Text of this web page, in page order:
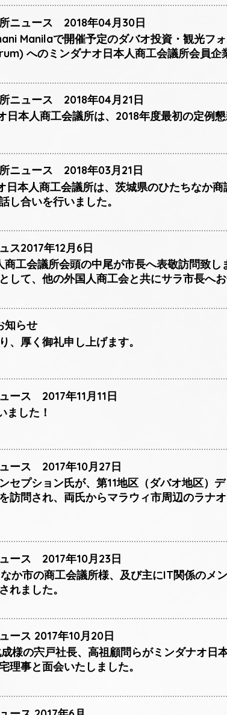
ニュース 2018年04月30日
Manilaで開催予定のダバオ投資・観光フ
へのミンダナオ日本人商工会議所会員企
ニュース 2018年04月21日
日本人商工会議所は、2018年度最初の定例
ニュース 2018年03月21日
日本人商工会議所は、茨城県のひたちなか
し合いを行いました。
ス2017年12月6日
商工会議所会頭の中尾が市長へ表敬訪問致
して、他の外国人商工会と共にサラ市長へお
知らせ
、厚く御礼申し上げます。
ース 2017年11月11日
ました！
ース 2017年10月27日
セプション氏が、第11地区（ダバオ地区）
訪問され、両氏からマラウィ市周辺のラナ
ース 2017年10月23日
か市の商工会議所様、及び主にIT関係のメ
れました。
ース 2017年10月20日
様の宍戸社長、高祖顧問らがミンダナオ日
理事と面会いたしました。